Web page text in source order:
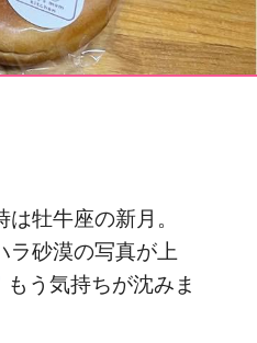
牡牛座の新月。
ラ砂漠の写真が上
もう気持ちが沈みま